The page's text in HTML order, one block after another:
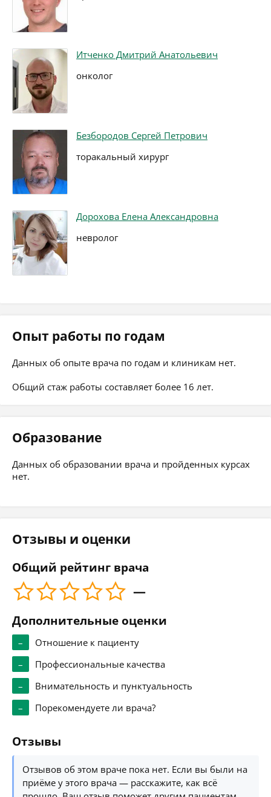
Итченко Дмитрий Анатольевич
онколог
Безбородов Сергей Петрович
торакальный хирург
Дорохова Елена Александровна
невролог
Опыт работы по годам
Данных об опыте врача по годам и клиникам нет.
Общий стаж работы составляет более 16 лет.
Образование
Данных об образовании врача и пройденных курсах
нет.
Отзывы и оценки
Общий рейтинг врача
—
Дополнительные оценки
–
Отношение к пациенту
–
Профессиональные качества
–
Внимательность и пунктуальность
–
Порекомендуете ли врача?
Отзывы
Отзывов об этом враче пока нет. Если вы были на
приёме у этого врача — расскажите, как всё